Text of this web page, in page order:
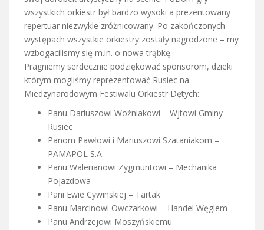
wszystkich orkiestr był bardzo wysoki a prezentowany
repertuar niezwykle zróżnicowany. Po zakończonych
występach wszystkie orkiestry zostały nagrodzone – my
wzbogacilismy się m.in. o nowa trąbkę.
Pragniemy serdecznie podziękować sponsorom, dzieki
którym mogliśmy reprezentować Rusiec na
Miedzynarodowym Festiwalu Orkiestr Dętych:
Panu Dariuszowi Woźniakowi – Wjtowi Gminy
Rusiec
Panom Pawłowi i Mariuszowi Szataniakom –
PAMAPOL S.A.
Panu Walerianowi Zygmuntowi – Mechanika
Pojazdowa
Pani Ewie Cywinskiej – Tartak
Panu Marcinowi Owczarkowi – Handel Węglem
Panu Andrzejowi Moszyńskiemu